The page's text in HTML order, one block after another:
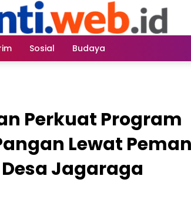
Sosial Budaya
Perkuat Program
Lewat
Jagaraga